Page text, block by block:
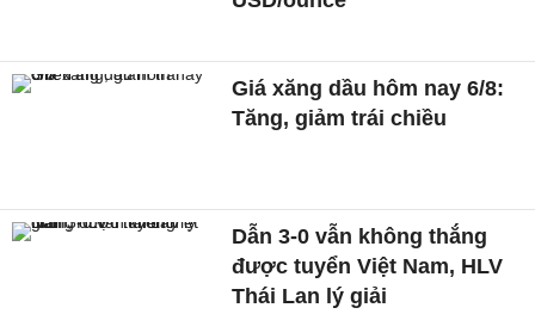
Giá xăng dầu hôm nay 6/8:
Tăng, giảm trái chiều
Dẫn 3-0 vẫn không thắng
được tuyển Việt Nam, HLV
Thái Lan lý giải